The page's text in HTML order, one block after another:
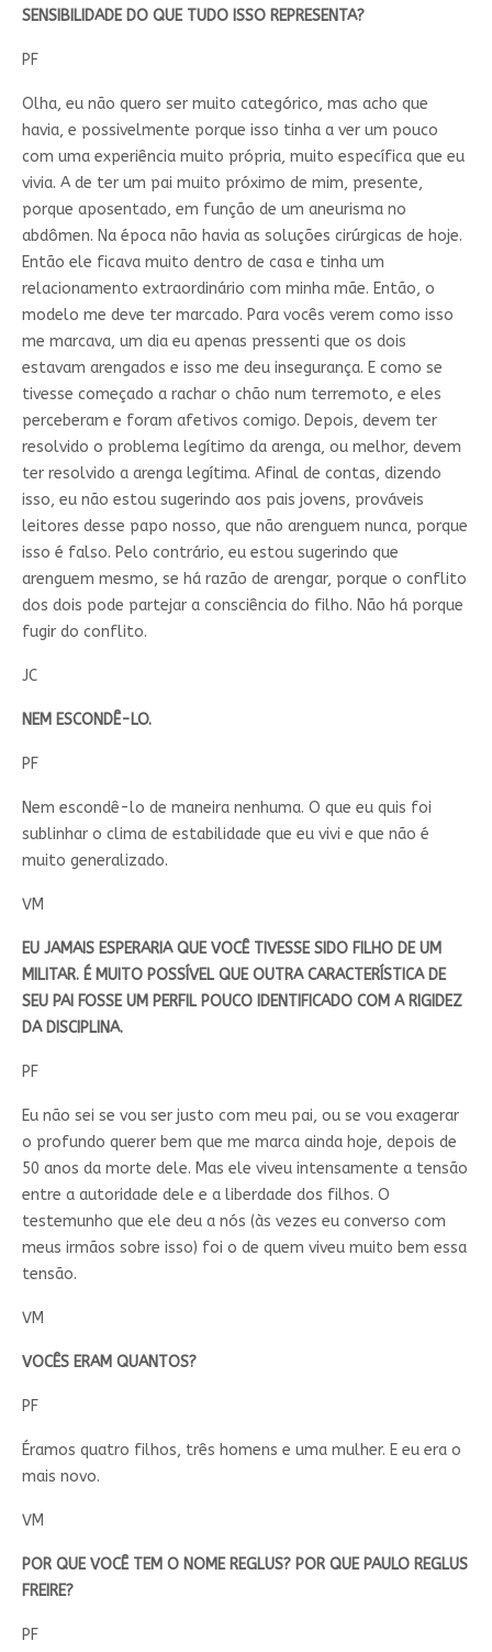
SENSIBILIDADE DO QUE TUDO ISSO REPRESENTA?
PF
Olha, eu não quero ser muito categórico, mas acho que
havia, e possivelmente porque isso tinha a ver um pouco
com uma experiência muito própria, muito específica que eu
vivia. A de ter um pai muito próximo de mim, presente,
porque aposentado, em função de um aneurisma no
abdômen. Na época não havia as soluções cirúrgicas de hoje.
Então ele ficava muito dentro de casa e tinha um
relacionamento extraordinário com minha mãe. Então, o
modelo me deve ter marcado. Para vocês verem como isso
me marcava, um dia eu apenas pressenti que os dois
estavam arengados e isso me deu insegurança. E como se
tivesse começado a rachar o chão num terremoto, e eles
perceberam e foram afetivos comigo. Depois, devem ter
resolvido o problema legítimo da arenga, ou melhor, devem
ter resolvido a arenga legítima. Afinal de contas, dizendo
isso, eu não estou sugerindo aos pais jovens, prováveis
leitores desse papo nosso, que não arenguem nunca, porque
isso é falso. Pelo contrário, eu estou sugerindo que
arenguem mesmo, se há razão de arengar, porque o conflito
dos dois pode partejar a consciência do filho. Não há porque
fugir do conflito.
JC
NEM ESCONDÊ-LO.
PF
Nem escondê-lo de maneira nenhuma. O que eu quis foi
sublinhar o clima de estabilidade que eu vivi e que não é
muito generalizado.
VM
EU JAMAIS ESPERARIA QUE VOCÊ TIVESSE SIDO FILHO DE UM
MILITAR. É MUITO POSSÍVEL QUE OUTRA CARACTERÍSTICA DE
SEU PAI FOSSE UM PERFIL POUCO IDENTIFICADO COM A RIGIDEZ
DA DISCIPLINA.
PF
Eu não sei se vou ser justo com meu pai, ou se vou exagerar
o profundo querer bem que me marca ainda hoje, depois de
50 anos da morte dele. Mas ele viveu intensamente a tensão
entre a autoridade dele e a liberdade dos filhos. O
testemunho que ele deu a nós (às vezes eu converso com
meus irmãos sobre isso) foi o de quem viveu muito bem essa
tensão.
VM
VOCÊS ERAM QUANTOS?
PF
Éramos quatro filhos, três homens e uma mulher. E eu era o
mais novo.
VM
POR QUE VOCÊ TEM O NOME REGLUS? POR QUE PAULO REGLUS
FREIRE?
PF